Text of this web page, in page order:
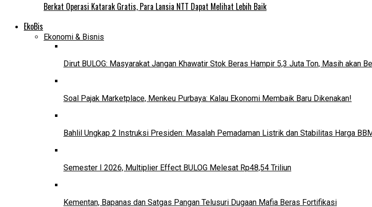
Berkat Operasi Katarak Gratis, Para Lansia NTT Dapat Melihat Lebih Baik
EkoBis
Ekonomi & Bisnis
Dirut BULOG: Masyarakat Jangan Khawatir Stok Beras Hampir 5,3 Juta Ton, Masih akan
Soal Pajak Marketplace, Menkeu Purbaya: Kalau Ekonomi Membaik Baru Dikenakan!
Bahlil Ungkap 2 Instruksi Presiden: Masalah Pemadaman Listrik dan Stabilitas Harga
Semester I 2026, Multiplier Effect BULOG Melesat Rp48,54 Triliun
Kementan, Bapanas dan Satgas Pangan Telusuri Dugaan Mafia Beras Fortifikasi